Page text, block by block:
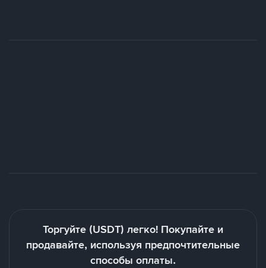
Торгуйте (USDT) легко! Покупайте и
продавайте, используя предпочтительные
способы оплаты.